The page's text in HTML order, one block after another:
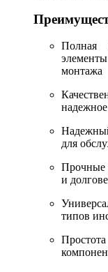
Полная
монтажа
для
Прочные
и
типов